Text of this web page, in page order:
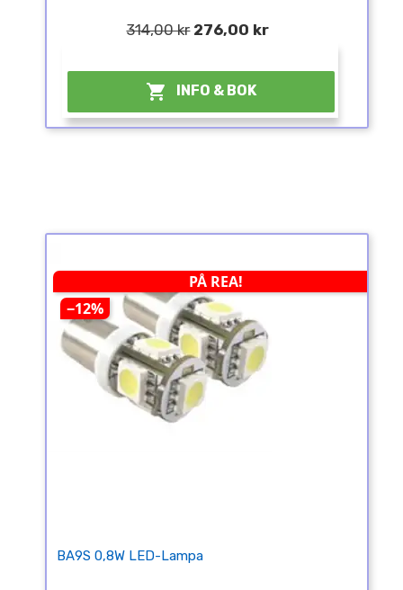
314,00 kr 276,00 kr
 INFO & BOK
PÅ REA!
−12%
BA9S 0,8W LED-Lampa